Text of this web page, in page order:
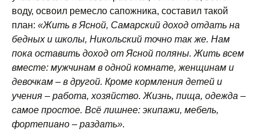
воду, освоил ремесло сапожника, составил такой
план: «Жить в Ясной, Самарский доход отдать на
бедных и школы, Никольский точно так же. Нам
пока оставить доход от Ясной поляны. Жить всем
вместе: мужчинам в одной комнате, женщинам и
девочкам – в другой. Кроме кормления детей и
учения – работа, хозяйство. Жизнь, пища, одежда –
самое простое. Всё лишнее: экипажи, мебель,
фортепиано – раздать».